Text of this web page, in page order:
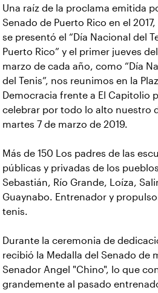
Una raíz de la proclama emitida
Senado de Puerto Rico en el
se presentó el “Día Nacional del
Puerto Rico” y el primer jueves
marzo de cada año, como “Día
del Tenis”, nos reunimos en la
Democracia frente a El Capitolio
celebrar por todo lo alto nuestro
martes 7 de marzo de 2019.
Más de 150 Los padres de las
públicas y privadas de los
Sebastián, Río Grande, Loíza,
Guaynabo. Entrenador y
tenis.
Durante la ceremonia de
recibió la Medalla del Senado de
Senador Angel "Chino", lo que
grandemente al pasado